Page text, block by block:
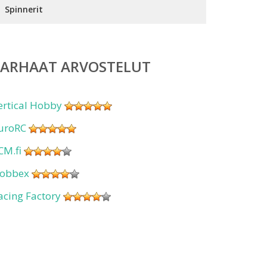
Spinnerit
ARVOSTELUT
Hobby
Factory